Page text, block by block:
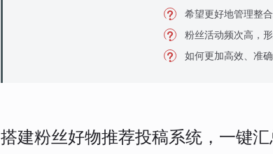
希望更好地管理整
粉丝活动频次高，
如何更加高效、准
搭建粉丝好物推荐投稿系统，一键